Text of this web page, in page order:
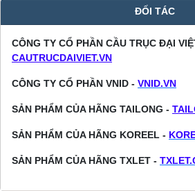
ĐỐI TÁC
CÔNG TY CỔ PHẦN CẦU TRỤC ĐẠI
CAUTRUCDAIVIET.VN
CÔNG TY CỔ PHẦN VNID - VNID.VN
SẢN PHẨM CỦA HÃNG TAILONG -
SẢN PHẨM CỦA HÃNG KOREEL -
SẢN PHẨM CỦA HÃNG TXLET -